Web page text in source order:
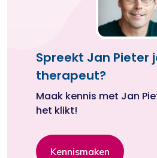
Spreekt Jan Pieter
therapeut?
Maak kennis met Jan
het klikt!
Kennismaken